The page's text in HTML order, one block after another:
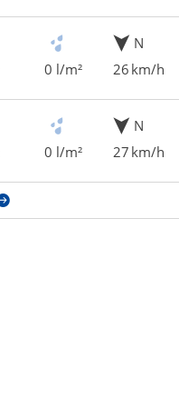
0 l/m²
N
26 km/h
0 l/m²
N
27 km/h